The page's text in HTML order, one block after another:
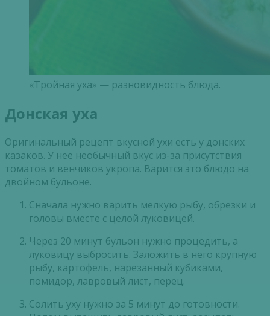
«Тройная уха» — разновидность блюда.
Донская уха
Оригинальный рецепт вкусной ухи есть у донских
казаков. У нее необычный вкус из-за присутствия
томатов и венчиков укропа. Варится это блюдо на
двойном бульоне.
Сначала нужно варить мелкую рыбу, обрезки и
головы вместе с целой луковицей.
Через 20 минут бульон нужно процедить, а
луковицу выбросить. Заложить в него крупную
рыбу, картофель, нарезанный кубиками,
помидор, лавровый лист, перец.
Солить уху нужно за 5 минут до готовности.